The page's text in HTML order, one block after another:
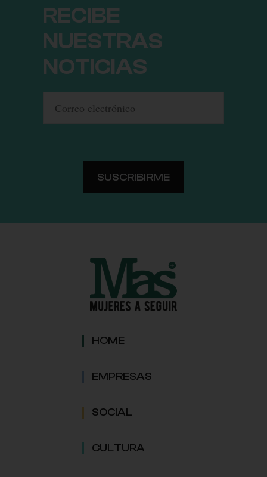
RECIBE
NUESTRAS
NOTICIAS
HOME
EMPRESAS
SOCIAL
CULTURA